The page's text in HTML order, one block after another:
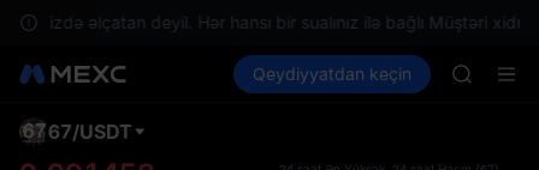
əlçatan deyil. Hər hansı bir sualınız ilə bağlı Müştəri
Bazarlar Spot Futures UNITREE
Qeydiyyatdan keçin
SKYAI
HFT
67/USDT